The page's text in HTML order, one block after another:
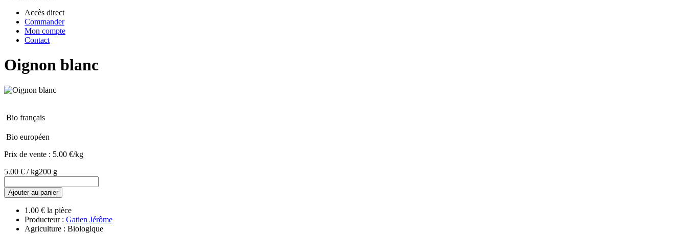
Accès direct
Commander
Mon compte
Contact
Oignon blanc
Bio français
Bio européen
Prix de vente : 5.00 €/kg
5.00 € / kg200 g
Ajouter au panier
1.00 € la pièce
Producteur : Gatien Jérôme
Agriculture : Biologique